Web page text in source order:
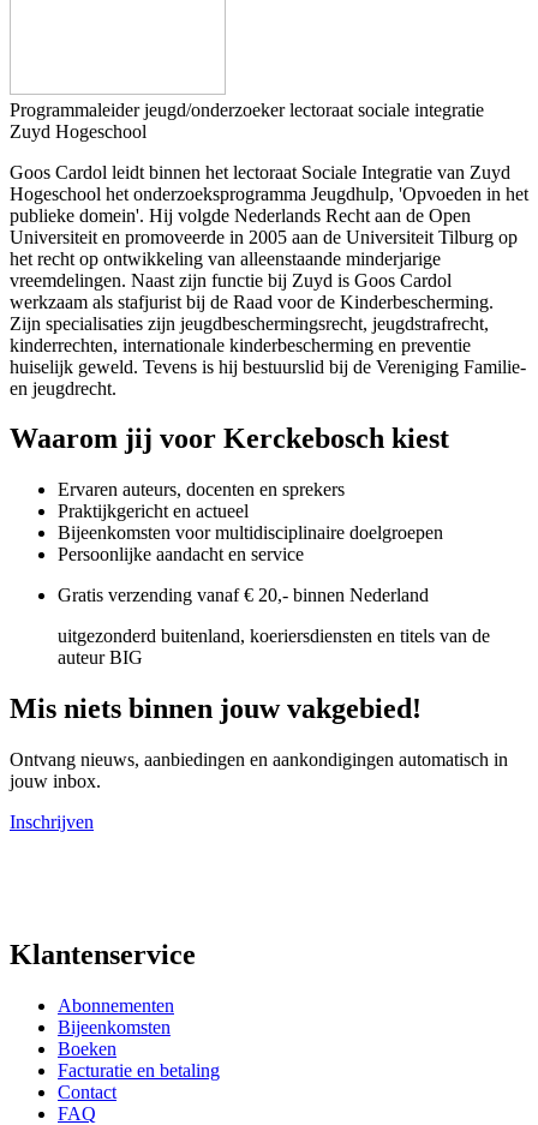
Programmaleider jeugd/onderzoeker lectoraat sociale integratie
Zuyd Hogeschool
Goos Cardol leidt binnen het lectoraat Sociale Integratie van Zuyd
Hogeschool het onderzoeksprogramma Jeugdhulp, 'Opvoeden in het
publieke domein'. Hij volgde Nederlands Recht aan de Open
Universiteit en promoveerde in 2005 aan de Universiteit Tilburg op
het recht op ontwikkeling van alleenstaande minderjarige
vreemdelingen. Naast zijn functie bij Zuyd is Goos Cardol
werkzaam als stafjurist bij de Raad voor de Kinderbescherming.
Zijn specialisaties zijn jeugdbeschermingsrecht, jeugdstrafrecht,
kinderrechten, internationale kinderbescherming en preventie
huiselijk geweld. Tevens is hij bestuurslid bij de Vereniging Familie-
en jeugdrecht.
Waarom jij voor Kerckebosch kiest
Ervaren auteurs, docenten en sprekers
Praktijkgericht en actueel
Bijeenkomsten voor multidisciplinaire doelgroepen
Persoonlijke aandacht en service
Gratis verzending vanaf € 20,- binnen Nederland
uitgezonderd buitenland, koeriersdiensten en titels van de
auteur BIG
Mis niets binnen jouw vakgebied!
Ontvang nieuws, aanbiedingen en aankondigingen automatisch in
jouw inbox.
Inschrijven
Klantenservice
Abonnementen
Bijeenkomsten
Boeken
Facturatie en betaling
Contact
FAQ